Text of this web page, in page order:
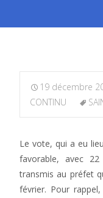
19 décembre
CONTINU
Le vote, qui a eu
favorable, avec
transmis au préfet
février. Pour